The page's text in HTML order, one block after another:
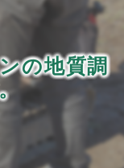
の地質調